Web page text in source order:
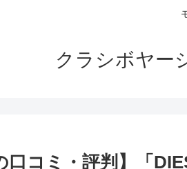
クラシボヤー
口コミ・評判】「